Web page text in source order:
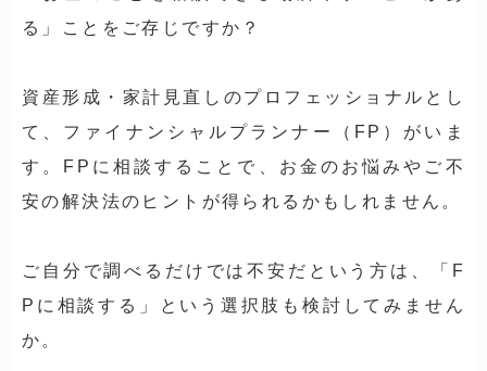
る」ことをご存じですか？
資産形成・家計見直しのプロフェッショナルとし
て、ファイナンシャルプランナー（FP）がいま
す。FPに相談することで、お金のお悩みやご不
安の解決法のヒントが得られるかもしれません。
ご自分で調べるだけでは不安だという方は、「F
Pに相談する」という選択肢も検討してみません
か。